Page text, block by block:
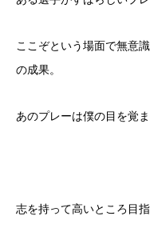
ここぞという場面で無意
の成果。
あのプレーは僕の目を覚
志を持って高いところ目